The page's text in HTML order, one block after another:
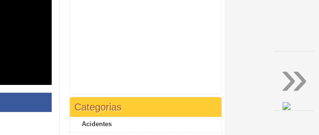
Categorias
Acidentes
»